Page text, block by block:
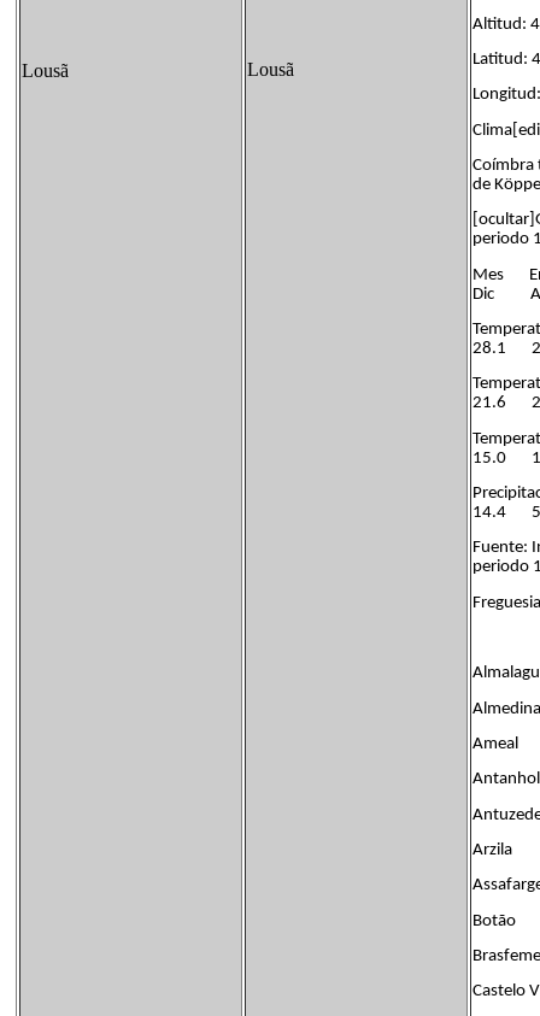
Lousã Lousã
Altitud:
Latitud:
Coímbra
de
periodo
Mes
Dic
28.1
21.6
15.0
14.4
Fuente:
periodo
Ameal
Antanhol
Arzila
Botão
Castelo